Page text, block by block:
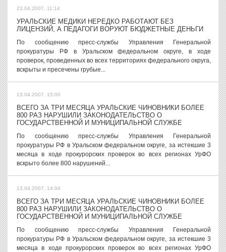
23.04.2007, 11:14
УРАЛЬСКИЕ МЕДИКИ НЕРЕДКО РАБОТАЮТ БЕЗ
ЛИЦЕНЗИЙ, А ПЕДАГОГИ ВОРУЮТ БЮДЖЕТНЫЕ ДЕНЬГИ
По сообщению пресс-службы Управления Генеральной
прокуратуры РФ в Уральском федеральном округе, в ходе
проверок, проведенных во всех территориях федерального округа,
вскрыты и пресечены грубые...
13.04.2007, 15:00
ВСЕГО ЗА ТРИ МЕСЯЦА УРАЛЬСКИЕ ЧИНОВНИКИ БОЛЕЕ
800 РАЗ НАРУШИЛИ ЗАКОНОДАТЕЛЬСТВО О
ГОСУДАРСТВЕННОЙ И МУНИЦИПАЛЬНОЙ СЛУЖБЕ
По сообщению пресс-службы Управления Генеральной
прокуратуры РФ в Уральском федеральном округе, за истекшие 3
месяца в ходе прокурорских проверок во всех регионах УрФО
вскрыто более 800 нарушений...
13.04.2007, 14:04
ВСЕГО ЗА ТРИ МЕСЯЦА УРАЛЬСКИЕ ЧИНОВНИКИ БОЛЕЕ
800 РАЗ НАРУШИЛИ ЗАКОНОДАТЕЛЬСТВО О
ГОСУДАРСТВЕННОЙ И МУНИЦИПАЛЬНОЙ СЛУЖБЕ
По сообщению пресс-службы Управления Генеральной
прокуратуры РФ в Уральском федеральном округе, за истекшие 3
месяца в ходе прокурорских проверок во всех регионах УрФО